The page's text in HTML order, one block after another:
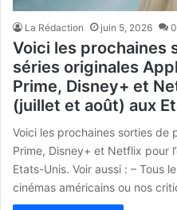
La Rédaction juin 5, 2026 0
Voici les prochaines
séries originales
Prime, Disney+ et
(juillet et août) aux
Voici les prochaines sorties de
Prime, Disney+ et Netflix pour
Etats-Unis. Voir aussi : – Tous
cinémas américains ou nos